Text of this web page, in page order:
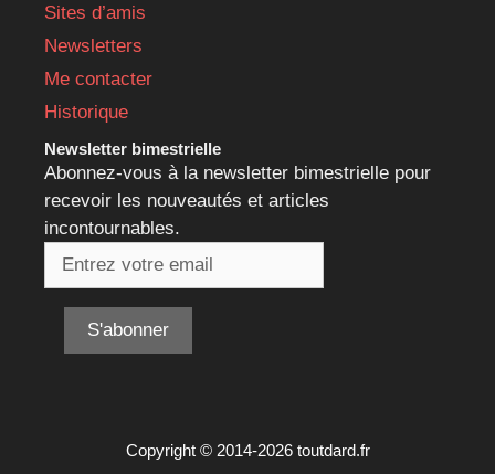
Sites d’amis
Newsletters
Me contacter
Historique
Newsletter bimestrielle
Abonnez-vous à la newsletter bimestrielle pour
recevoir les nouveautés et articles
incontournables.
Copyright © 2014-2026 toutdard.fr